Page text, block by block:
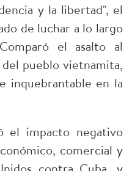
y la libertad", el
de luchar a lo largo
el asalto al
del pueblo vietnamita,
inquebrantable en la
el impacto negativo
comercial y